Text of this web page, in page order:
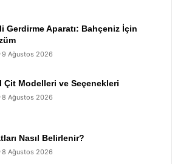
Gerdirme Aparatı: Bahçeniz İçin
9 Ağustos 2026
Çit Modelleri ve Seçenekleri
8 Ağustos 2026
Nasıl Belirlenir?
8 Ağustos 2026